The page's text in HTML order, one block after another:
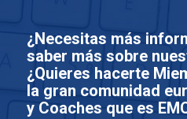
¿Necesitas más
saber más sobre
¿Quieres hacerte
la gran comunidad
y Coaches que es